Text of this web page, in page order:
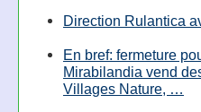
Direction Rulantica
En bref: fermeture
Mirabilandia vend
Villages Nature, …